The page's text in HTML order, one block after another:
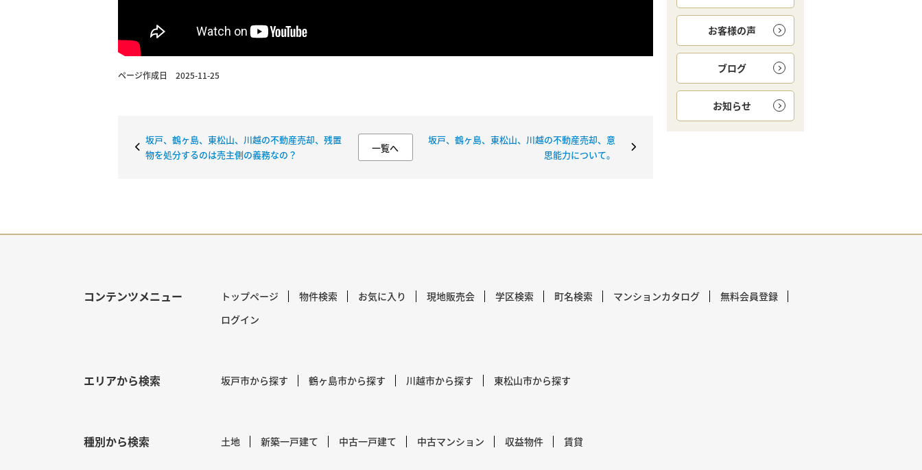
ページ作成日 2025-11-25
坂戸、鶴ヶ島、東松山、川越の不動産売却、残置
物を処分するのは売主側の義務なの？
一覧へ
坂戸、鶴ヶ島、東松山、川越の不動産売却、意
思能力について。
お客様の声
ブログ
お知らせ
コンテンツメニュー トップページ 物件検索 お気に入り 現地販売会 学区検索 町名検索 マンションカタログ
無料会員登録
ログイン
エリアから検索 坂戸市から探す 鶴ヶ島市から探す 川越市から探す 東松山市から探す
種別から検索 土地 新築一戸建て 中古一戸建て 中古マンション 収益物件 賃貸